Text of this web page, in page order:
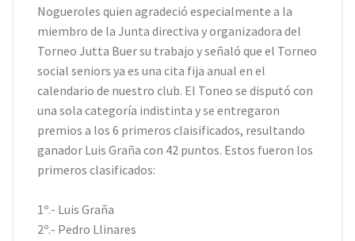
Nogueroles quien agradeció especialmente a la
miembro de la Junta directiva y organizadora del
Torneo Jutta Buer su trabajo y señaló que el Torneo
social seniors ya es una cita fija anual en el
calendario de nuestro club. El Toneo se disputó con
una sola categoría indistinta y se entregaron
premios a los 6 primeros claisificados, resultando
ganador Luis Graña con 42 puntos. Estos fueron los
primeros clasificados:
1º.- Luis Graña
2º.- Pedro Llinares